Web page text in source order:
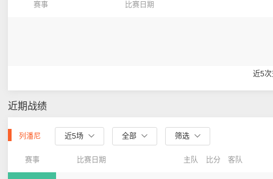
赛事 比赛日期
近5
近期战绩
列潘尼 近5场 全部 筛选
赛事 比赛日期 主队 比分 客队